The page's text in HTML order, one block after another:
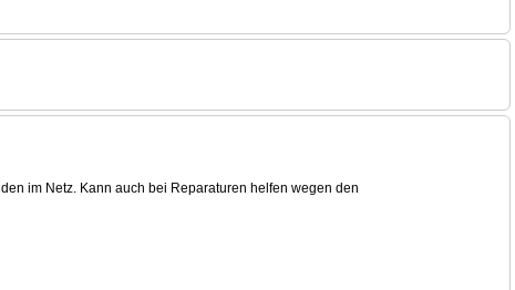
im Netz. Kann auch bei Reparaturen helfen wegen den